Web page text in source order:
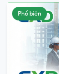
Phổ biến